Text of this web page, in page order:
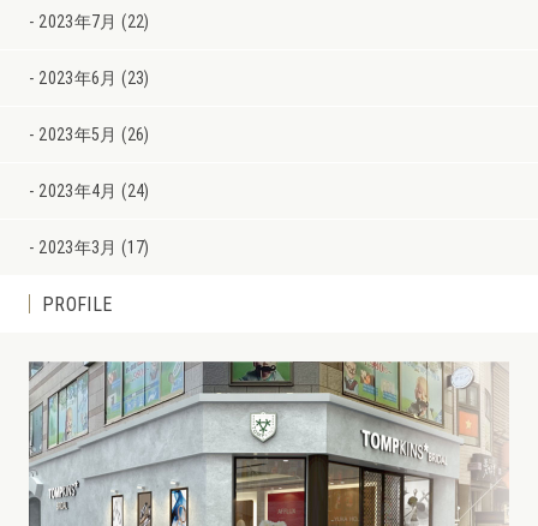
2023年7月 (22)
2023年6月 (23)
2023年5月 (26)
2023年4月 (24)
2023年3月 (17)
PROFILE